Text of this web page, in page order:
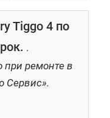
Tiggo 4 по
.
при ремонте в
Сервис».